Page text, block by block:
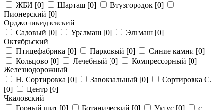
ЖБИ [0] Шарташ [0] Втузгородок [0]
Пионерский [0]
Орджоникидзевский
Садовый [0] Уралмаш [0] Эльмаш [0]
Октябрьский
Птицефабрика [0] Парковый [0] Синие камни [0]
Кольцово [0] Лечебный [0] Компрессорный [0]
Железнодорожный
Н. Сортировка [0] Завокзальный [0]
Сортировка С.
[0]
Центр [0]
Чкаловский
Горный щит [0] Ботанический [0] Уктус [0]
с.